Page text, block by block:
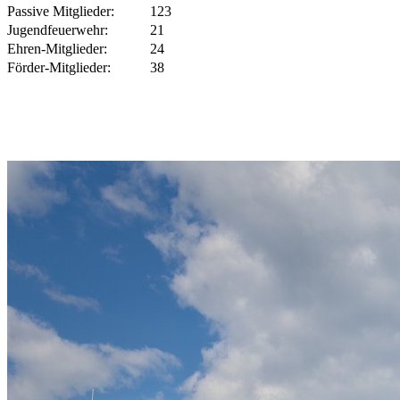
Passive Mitglieder:
123
Jugendfeuerwehr:
21
Ehren-Mitglieder:
24
Förder-Mitglieder:
38